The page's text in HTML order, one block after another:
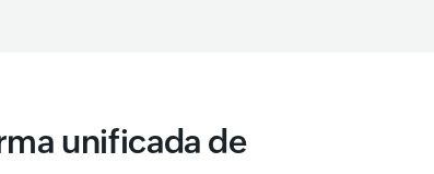
unificada de